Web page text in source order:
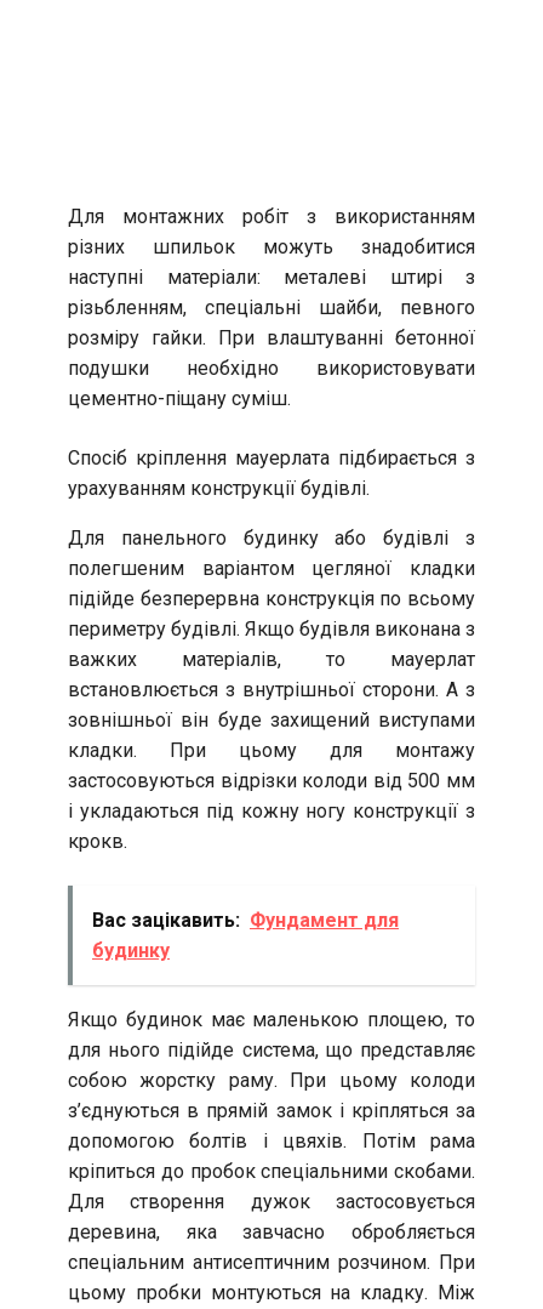
Для монтажних робіт з використанням
різних шпильок можуть знадобитися
наступні матеріали: металеві штирі з
різьбленням, спеціальні шайби, певного
розміру гайки. При влаштуванні бетонної
подушки необхідно використовувати
цементно-піщану суміш.
Спосіб кріплення мауерлата підбирається з
урахуванням конструкції будівлі.
Для панельного будинку або будівлі з
полегшеним варіантом цегляної кладки
підійде безперервна конструкція по всьому
периметру будівлі. Якщо будівля виконана з
важких матеріалів, то мауерлат
встановлюється з внутрішньої сторони. А з
зовнішньої він буде захищений виступами
кладки. При цьому для монтажу
застосовуються відрізки колоди від 500 мм
і укладаються під кожну ногу конструкції з
крокв.
Вас зацікавить: Фундамент для
будинку
Якщо будинок має маленькою площею, то
для нього підійде система, що представляє
собою жорстку раму. При цьому колоди
з’єднуються в прямій замок і кріпляться за
допомогою болтів і цвяхів. Потім рама
кріпиться до пробок спеціальними скобами.
Для створення дужок застосовується
деревина, яка завчасно обробляється
спеціальним антисептичним розчином. При
цьому пробки монтуються на кладку. Між